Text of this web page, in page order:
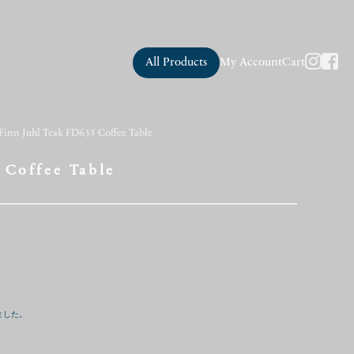
All Products My AccountCart
Juhl Teak FD635 Coffee Table
Table
た。